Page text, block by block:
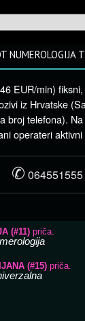
NUMEROLOGIJA
EUR/min)
iz Hrvatske
broj telefona).
operateri
✆ 064551555